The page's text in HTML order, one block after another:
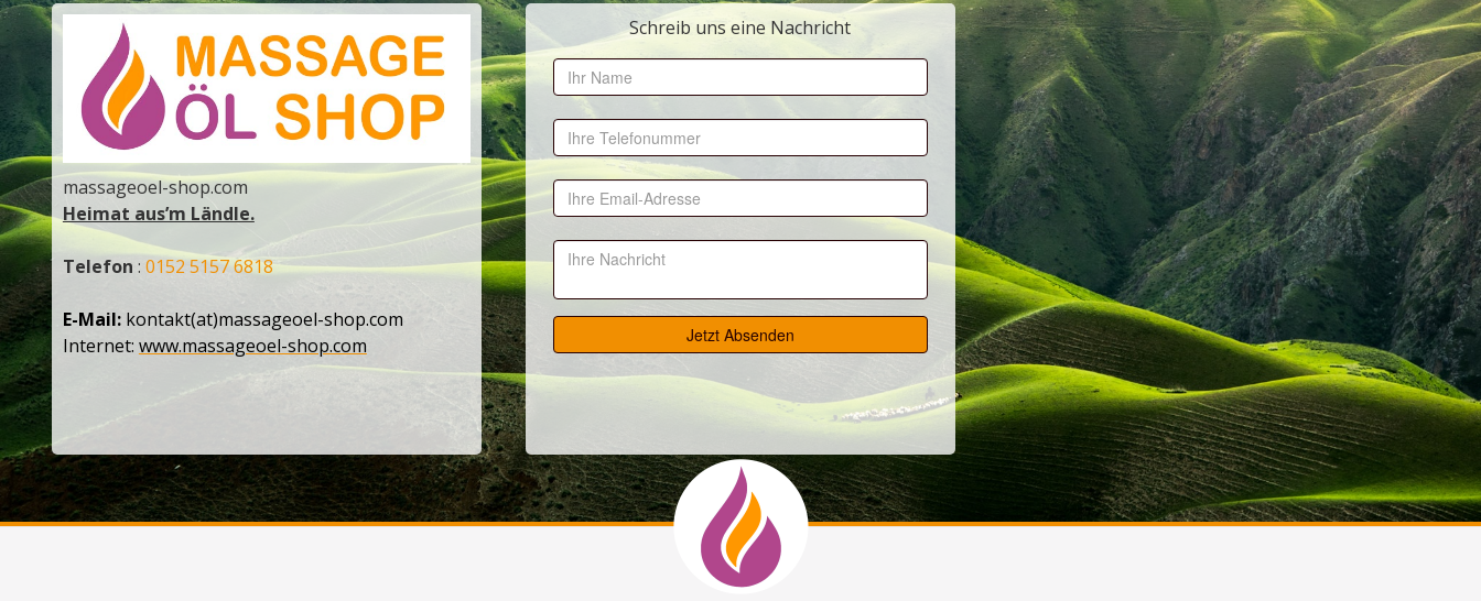
massageoel-shop.com
Heimat aus’m Ländle.
Telefon : 0152 5157 6818
E-Mail: kontakt(at)massageoel-shop.com
Internet: www.massageoel-shop.com
Schreib uns eine Nachricht